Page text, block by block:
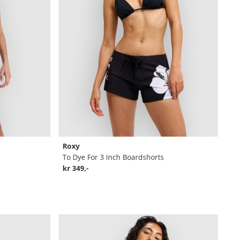
Roxy
To Dye For 3 Inch Boardshorts
kr 349,-